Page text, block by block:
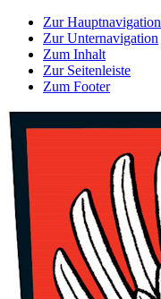
Zur Hauptnavigation
Zur Unternavigation
Zum Inhalt
Zur Seitenleiste
Zum Footer